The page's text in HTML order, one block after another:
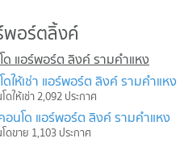
พอร์ตลิ้งค์
ด แอร์พอร์ต ลิงค์ รามคำแหง
ดให้เช่า แอร์พอร์ต ลิงค์ รามคำแหง
ดให้เช่า 2,092 ประกาศ
อนโด แอร์พอร์ต ลิงค์ รามคำแหง
ดขาย 1,103 ประกาศ